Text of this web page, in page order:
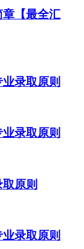
章【最全汇
录取原则
录取原则
原则
录取原则